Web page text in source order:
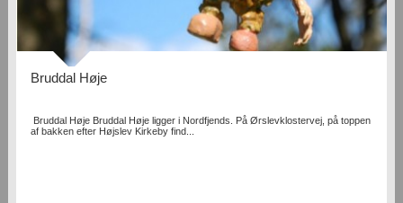
Bruddal Høje
Bruddal Høje Bruddal Høje ligger i Nordfjends. På Ørslevklostervej, på toppen
af bakken efter Højslev Kirkeby find...